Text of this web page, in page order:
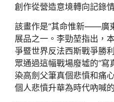
創作從營造意境轉向記錄
該畫作是“其命惟新——廣
展品之一。李勁堃指出，
爭暨世界反法西斯戰爭勝
眾通過這幅戰場廢墟的“寫
染高劍父筆真個悲憤和痛
個人悲憤升華為時代吶喊